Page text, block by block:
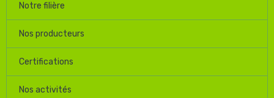
Notre filière
Nos producteurs
Certifications
Nos activités